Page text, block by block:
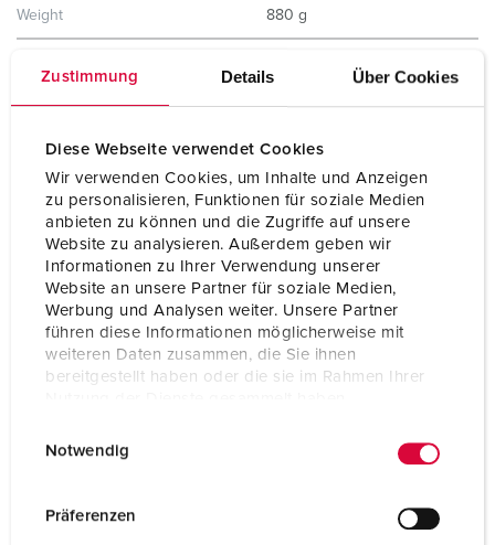
Zustimmung Details Über Cookies
Diese Webseite verwendet Cookies
Wir verwenden Cookies, um Inhalte und Anzeigen
zu personalisieren, Funktionen für soziale Medien
anbieten zu können und die Zugriffe auf unsere
Website zu analysieren. Außerdem geben wir
Informationen zu Ihrer Verwendung unserer
Website an unsere Partner für soziale Medien,
Werbung und Analysen weiter. Unsere Partner
führen diese Informationen möglicherweise mit
weiteren Daten zusammen, die Sie ihnen
bereitgestellt haben oder die sie im Rahmen Ihrer
Notwendig
Präferenzen
Weight 880 g
Storage receptacle combination A